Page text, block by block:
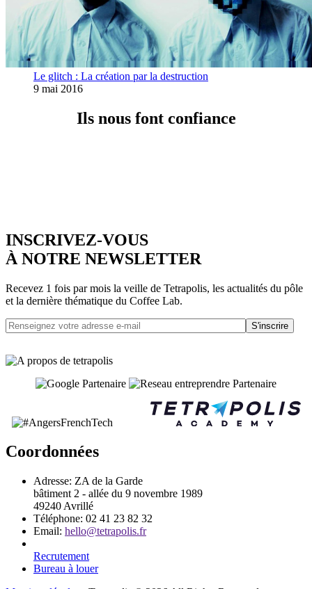
Le glitch : La création par la destruction
9 mai 2016
Ils nous font confiance
INSCRIVEZ-VOUS
À NOTRE NEWSLETTER
Recevez 1 fois par mois la veille de Tetrapolis, les actualités du pôle
et la dernière thématique du Coffee Lab.
S'inscrire
Coordonnées
Adresse: ZA de la Garde
bâtiment 2 - allée du 9 novembre 1989
49240 Avrillé
Téléphone: 02 41 23 82 32
Email: hello@tetrapolis.fr
Recrutement
Bureau à louer